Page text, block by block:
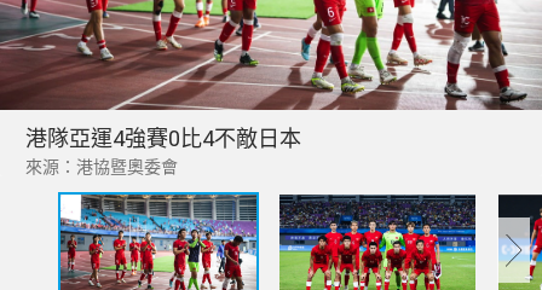
港隊亞運4強賽0比4不敵日本
來源：港協暨奧委會